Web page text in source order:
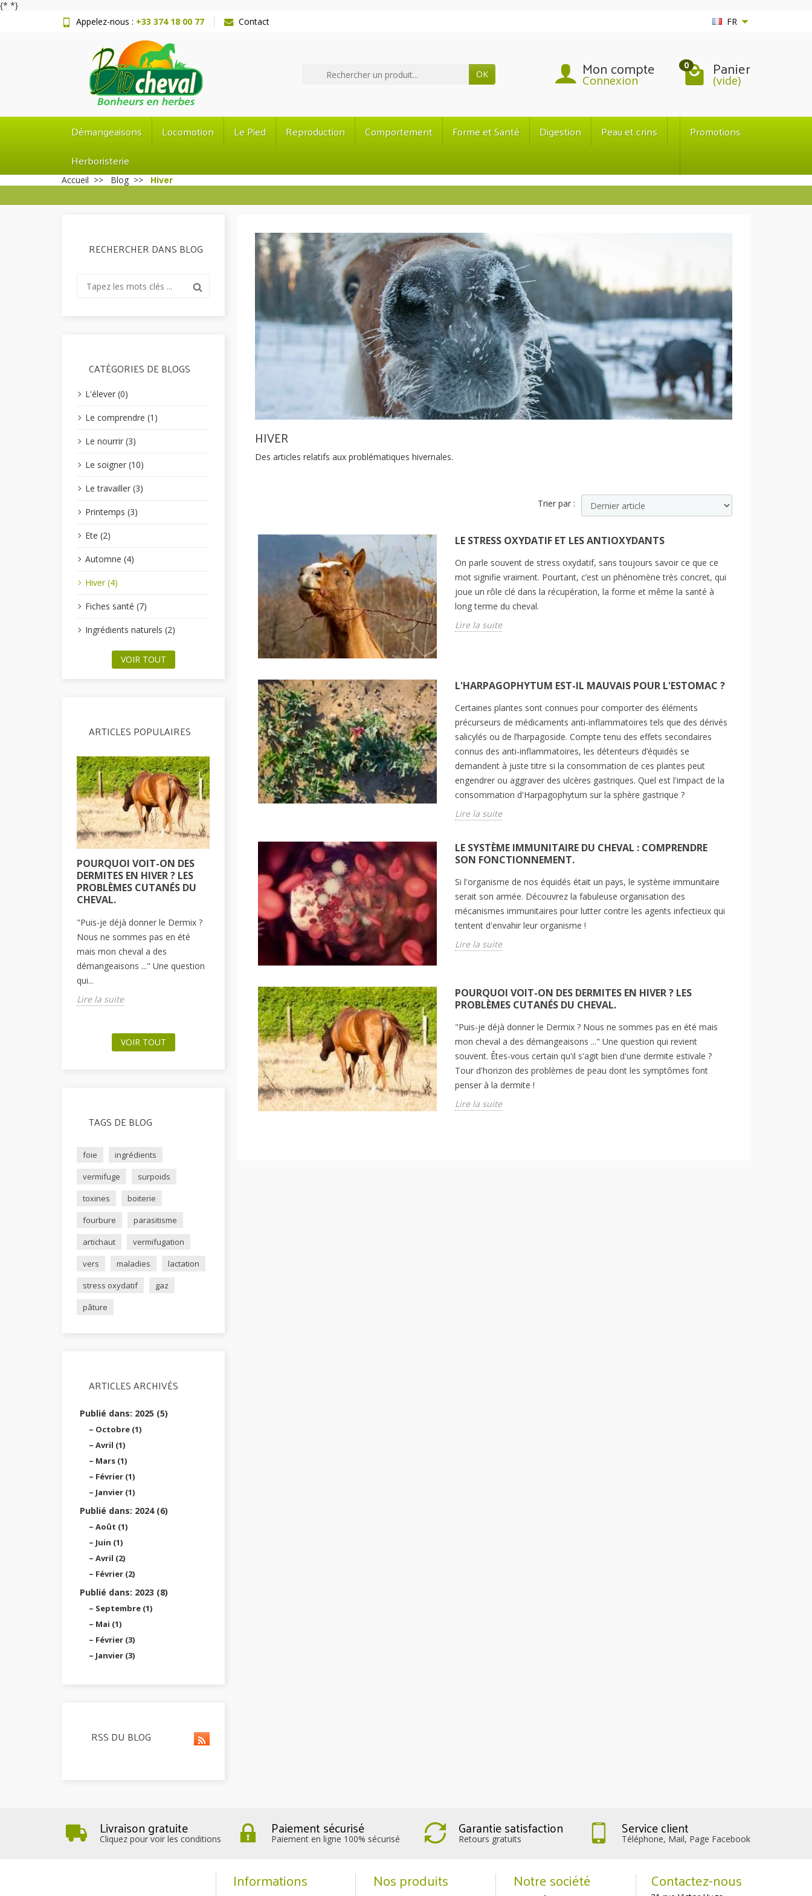
{* *}
Appelez-nous : +33 374 18 00 77 Contact FR
OK Mon compte
Connexion
0 Panier
(vide)
Démangeaisons Locomotion Le Pied Reproduction Comportement Forme et Santé Digestion
Peau et crins
Herboristerie
Promotions
Accueil Blog Hiver
RECHERCHER DANS BLOG
CATÉGORIES DE BLOGS
L'élever (0)
Le comprendre (1)
Le nourrir (3)
Le soigner (10)
Le travailler (3)
Printemps (3)
Ete (2)
Automne (4)
Hiver (4)
Fiches santé (7)
Ingrédients naturels (2)
VOIR TOUT
ARTICLES POPULAIRES
POURQUOI VOIT-ON DES
DERMITES EN HIVER ? LES
PROBLÈMES CUTANÉS DU
CHEVAL.
"Puis-je déjà donner le Dermix ?
Nous ne sommes pas en été
mais mon cheval a des
démangeaisons ..." Une question
qui...
Lire la suite
COMMENT SOIGNER UNE
PLAIE SUR UN CHEVAL, UN
PONEY OU UN ÂNE ?
Tous les propriétaires seront
amenés à faire face au moins
une fois à une plaie, même
minime, sur leur équidé....
CETTE PLANTE INVASIVE
EST NÉFASTE POUR LA
BIODIVERSITÉ ET PEUT
DÉCLENCHER DES
MYOPATHIES ATYPIQUES.
Vous connaissiez probablement
l'érable sycomore, l'arbre qui a la
réputation de provoquer des
Lire la suite
FOURBURE : LA CONNAÎTRE
POUR MIEUX LA PRÉVENIR
ET LA GÉRER.
Un article pour expliquer de
manière simple et complète ce
MODES D’ACTION.
La dermite estivale peut laisser
VOIR TOUT
TAGS DE BLOG
foie
ingrédients
vermifuge
surpoids
toxines
boiterie
fourbure
parasitisme
artichaut
vermifugation
vers
maladies
lactation
stress oxydatif
gaz
pâture
ARTICLES ARCHIVÉS
Publié dans: 2025 (5)
Octobre (1)
Avril (1)
Mars (1)
Février (1)
Janvier (1)
Publié dans: 2024 (6)
Août (1)
Juin (1)
Avril (2)
Février (2)
Publié dans: 2023 (8)
Septembre (1)
Mai (1)
Février (3)
Janvier (3)
RSS DU BLOG
HIVER
Des articles relatifs aux problématiques hivernales.
Trier par :
LE STRESS OXYDATIF ET LES ANTIOXYDANTS
On parle souvent de stress oxydatif, sans toujours savoir ce que ce
mot signifie vraiment. Pourtant, c’est un phénomène très concret, qui
joue un rôle clé dans la récupération, la forme et même la santé à
long terme du cheval.
Lire la suite
L'HARPAGOPHYTUM EST-IL MAUVAIS POUR L'ESTOMAC ?
Certaines plantes sont connues pour comporter des éléments
précurseurs de médicaments anti-inflammatoires tels que des dérivés
salicylés ou de l’harpagoside. Compte tenu des effets secondaires
connus des anti-inflammatoires, les détenteurs d’équidés se
demandent à juste titre si la consommation de ces plantes peut
engendrer ou aggraver des ulcères gastriques. Quel est l'impact de la
consommation d'Harpagophytum sur la sphère gastrique ?
Lire la suite
LE SYSTÈME IMMUNITAIRE DU CHEVAL : COMPRENDRE
SON FONCTIONNEMENT.
Si l'organisme de nos équidés était un pays, le système immunitaire
serait son armée. Découvrez la fabuleuse organisation des
mécanismes immunitaires pour lutter contre les agents infectieux qui
tentent d'envahir leur organisme !
Lire la suite
POURQUOI VOIT-ON DES DERMITES EN HIVER ? LES
PROBLÈMES CUTANÉS DU CHEVAL.
"Puis-je déjà donner le Dermix ? Nous ne sommes pas en été mais
mon cheval a des démangeaisons ..." Une question qui revient
souvent. Êtes-vous certain qu'il s'agit bien d'une dermite estivale ?
Tour d'horizon des problèmes de peau dont les symptômes font
penser à la dermite !
Lire la suite
Livraison gratuite
Cliquez pour voir les conditions
Paiement sécurisé
Paiement en ligne 100% sécurisé
Garantie satisfaction
Retours gratuits
Service client
Téléphone, Mail, Page Facebook
Informations Nos produits Notre société Contactez-nous